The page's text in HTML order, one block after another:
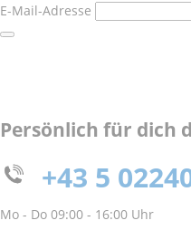
E-Mail-Adresse
Persönlich für dich
+43 5
Mo - Do 09:00 - 16:00 Uhr